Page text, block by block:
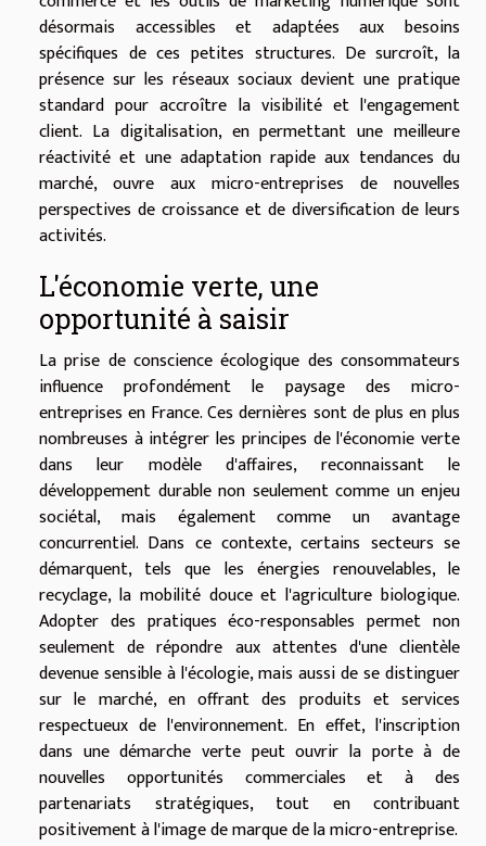
désormais accessibles et adaptées aux besoins
spécifiques de ces petites structures. De surcroît, la
présence sur les réseaux sociaux devient une pratique
standard pour accroître la visibilité et l'engagement
client. La digitalisation, en permettant une meilleure
réactivité et une adaptation rapide aux tendances du
marché, ouvre aux micro-entreprises de nouvelles
perspectives de croissance et de diversification de leurs
activités.
L'économie verte, une
opportunité à saisir
La prise de conscience écologique des consommateurs
influence profondément le paysage des micro-
entreprises en France. Ces dernières sont de plus en plus
nombreuses à intégrer les principes de l'économie verte
dans leur modèle d'affaires, reconnaissant le
développement durable non seulement comme un enjeu
sociétal, mais également comme un avantage
concurrentiel. Dans ce contexte, certains secteurs se
démarquent, tels que les énergies renouvelables, le
recyclage, la mobilité douce et l'agriculture biologique.
Adopter des pratiques éco-responsables permet non
seulement de répondre aux attentes d'une clientèle
devenue sensible à l'écologie, mais aussi de se distinguer
sur le marché, en offrant des produits et services
respectueux de l'environnement. En effet, l'inscription
dans une démarche verte peut ouvrir la porte à de
nouvelles opportunités commerciales et à des
partenariats stratégiques, tout en contribuant
positivement à l'image de marque de la micro-entreprise.